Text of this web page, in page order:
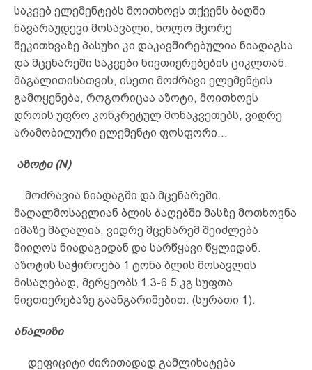
საკვებ ელემენტებს მოითხოვს თქვენს ბაღში
ნავარაუდევი მოსავალი, ხოლო მეორე
შეკითხვაზე პასუხი კი დაკავშირებულია ნიადაგსა
და მცენარეში საკვები ნივთიერებების ციკლთან.
მაგალითისათვის, ისეთი მოძრავი ელემენტის
გამოყენება, როგორიცაა აზოტი, მოითხოვს
დროის უფრო კონკრეტულ მონაკვეთებს, ვიდრე
არამობილური ელემენტი ფოსფორი…
აზოტი (N)
მოძრავია ნიადაგში და მცენარეში.
მაღალმოსავლიან ბლის ბაღებში მასზე მოთხოვნა
იმაზე მაღალია, ვიდრე მცენარემ შეიძლება
მიიღოს ნიადაგიდან და სარწყავი წყლიდან.
აზოტის საჭიროება 1 ტონა ბლის მოსავლის
მისაღებად, მერყეობს 1.3-6.5 კგ სუფთა
ნივთიერებაზე გაანგარიშებით. (სურათი 1).
ანალიზი
დეფიციტი ძირითადად გამლიხატება